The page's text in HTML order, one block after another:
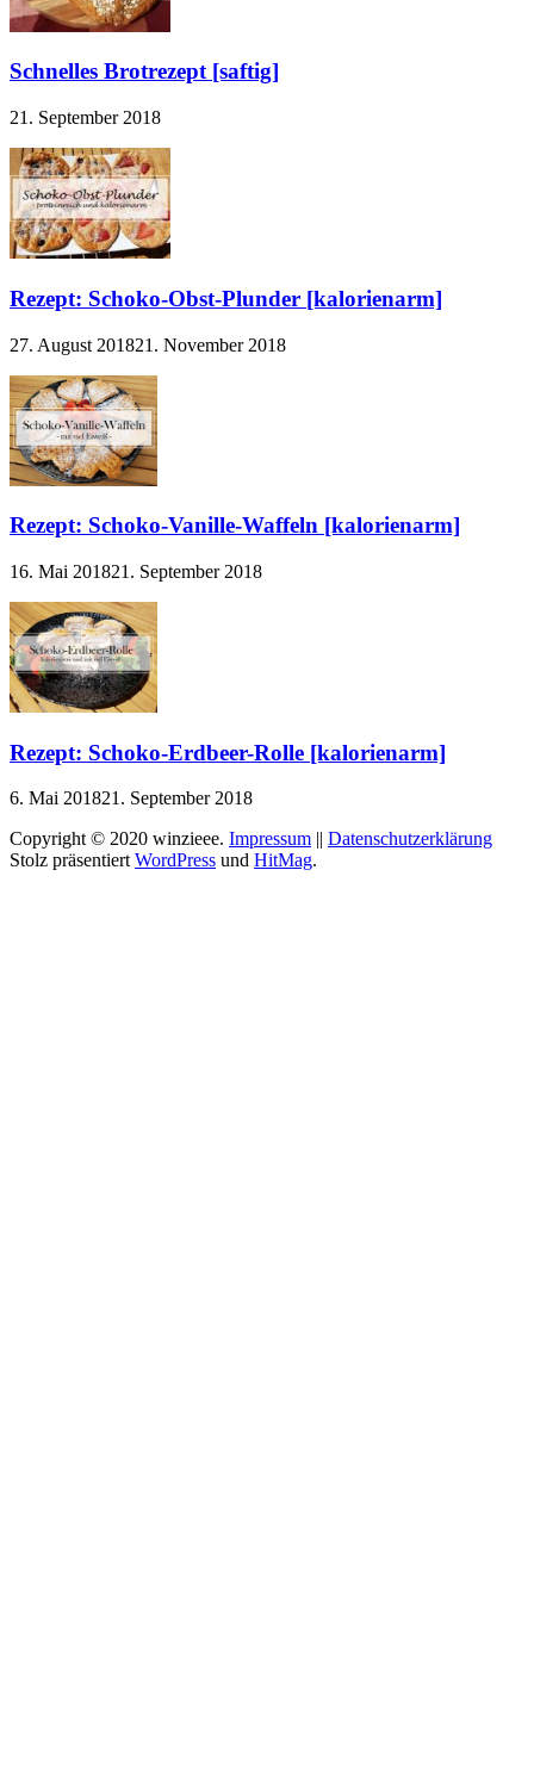
Schnelles Brotrezept [saftig]
21. September 2018
Rezept: Schoko-Obst-Plunder [kalorienarm]
27. August 201821. November 2018
Rezept: Schoko-Vanille-Waffeln [kalorienarm]
16. Mai 201821. September 2018
Rezept: Schoko-Erdbeer-Rolle [kalorienarm]
6. Mai 201821. September 2018
Copyright © 2020 winzieee. Impressum
Datenschutzerklärung
Stolz präsentiertWordPress und HitMag.